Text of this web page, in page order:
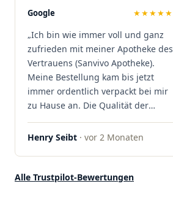
Mal viel Zeit spart. Man merkt,
Kundenzufriedenheit an erster
Stelle stehen. Vielen Dank an das
Team von Sanvivo – ich bin
rundum begeistert!"
Google ★★★★★
„Ich bin wie immer voll und ganz
zufrieden mit meiner Apotheke des
Vertrauens (Sanvivo Apotheke).
Meine Bestellung kam bis jetzt
immer ordentlich verpackt bei mir
zu Hause an. Die Qualität der
Blüten ist auch immer auf einem
hohen Niveau, die Auswahl ist
ordentlich gelagert, ich hatte nur
Henry Seibt · vor 2 Monaten
Alle Trustpilot-Bewertungen